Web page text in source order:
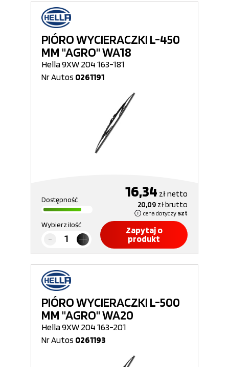
PIÓRO WYCIERACZKI L-450
MM "AGRO" WA18
Hella 9XW 204 163-181
Nr Autos 0261191
Dostępność 16,34 złnetto
20,09 złbrutto
cena dotyczy szt
Wybierz ilość
Zapytaj o
produkt
PIÓRO WYCIERACZKI L-500
MM "AGRO" WA20
Hella 9XW 204 163-201
Nr Autos 0261193